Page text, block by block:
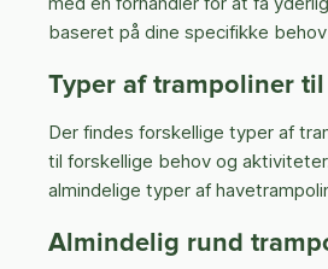
baseret på dine specifikke
Typer af trampoliner til
Der findes forskellige typer af
til forskellige behov og
almindelige typer af
Almindelig rund